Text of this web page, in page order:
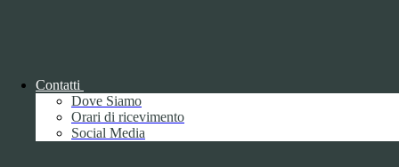
Contatti
Dove Siamo
Orari di ricevimento
Social Media